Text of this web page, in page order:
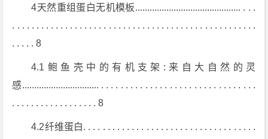
4天然重组蛋白无机模板............................................ . . .
. . . . . . . . . . . . . . . . . . . . . . . . . . . . . . . . . . . . . . . . . . . . . . . . . . .
. . . . . 8
4.1鲍鱼壳中的有机支架:来自大自然的灵
感................................ . . . . . . . . . . . . . . . . . . . . . . . . . . . . . . . .
. . . . . . . . . . . . . . . . . . 8
4.2纤维蛋白. . . . . . . . . . . . . . . . . . . . . . . . . . . . . . . . . . . .